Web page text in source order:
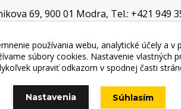
69, 900 01 Modra, Tel.: +421 949
Vytvorené na Eshop-rychlo.sk
používania webu, analytické účely a v
súbory cookies. Nastavenie vlastných
upraviť odkazom v spodnej časti
Nastavenia Súhlasím